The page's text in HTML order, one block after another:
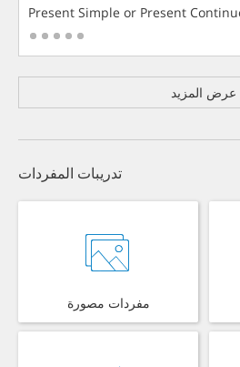
Present Simple or Present
عرض المزيد
تدريبات المفردات
مفردات مصورة